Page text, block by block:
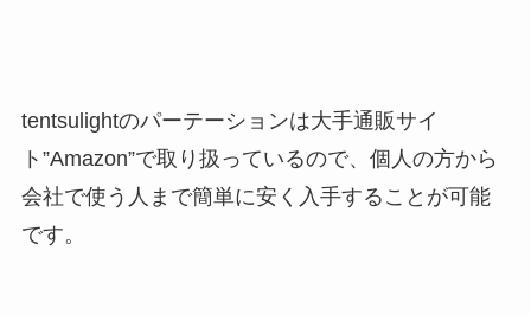
tentsulightのパーテーションは大手通販サイ
ト”Amazon”で取り扱っているので、個人の方から
会社で使う人まで簡単に安く入手することが可能
です。